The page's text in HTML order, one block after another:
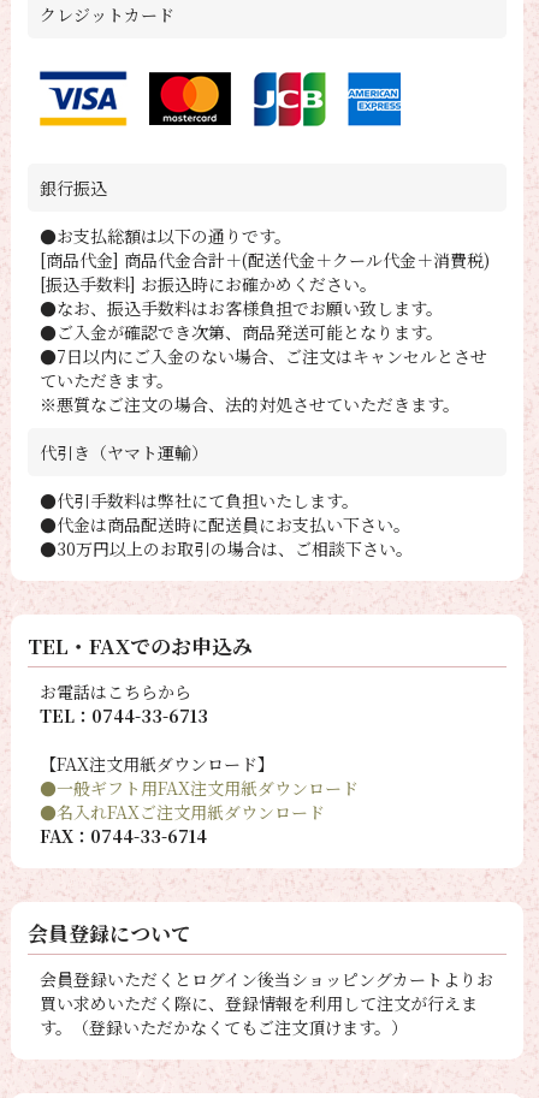
クレジットカード
銀行振込
●お支払総額は以下の通りです。
[商品代金] 商品代金合計＋(配送代金＋クール代金＋消費税)
[振込手数料] お振込時にお確かめください。
●なお、振込手数料はお客様負担でお願い致します。
●ご入金が確認でき次第、商品発送可能となります。
●7日以内にご入金のない場合、ご注文はキャンセルとさせ
ていただきます。
※悪質なご注文の場合、法的対処させていただきます。
代引き（ヤマト運輸）
●代引手数料は弊社にて負担いたします。
●代金は商品配送時に配送員にお支払い下さい。
●30万円以上のお取引の場合は、ご相談下さい。
TEL・FAXでのお申込み
お電話はこちらから
TEL：0744-33-6713
【FAX注文用紙ダウンロード】
●一般ギフト用FAX注文用紙ダウンロード
●名入れFAXご注文用紙ダウンロード
FAX：0744-33-6714
会員登録について
会員登録いただくとログイン後当ショッピングカートよりお
買い求めいただく際に、登録情報を利用して注文が行えま
す。（登録いただかなくてもご注文頂けます。）